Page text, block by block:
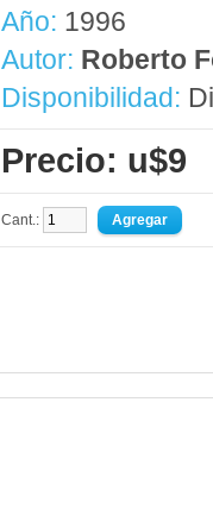
Año: 1996
Autor: Roberto
Disponibilidad:
Precio: u$9
Cant.: